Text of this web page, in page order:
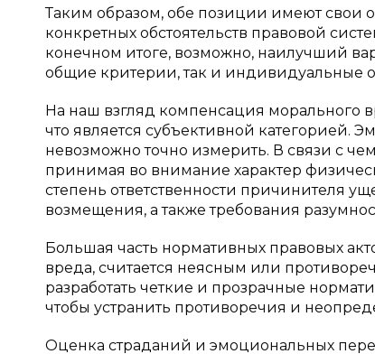
Таким образом, обе позиции имеют свои
конкретных обстоятельств правовой
конечном итоге, возможно, наилучший
общие критерии, так и индивидуальные
На наш взгляд компенсация морального
что является субъективной категорией.
невозможно точно измерить. В связи с
принимая во внимание характер
степень ответственности причинителя
возмещения, а также требования
Большая часть нормативных правовых
вреда, считается неясным или
разработать четкие и прозрачные
чтобы устранить противоречия и
Оценка страданий и эмоциональных